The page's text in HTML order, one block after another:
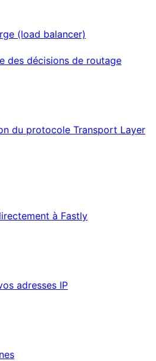
(load balancer)
des décisions de routage
du protocole Transport Layer
à Fastly
adresses IP